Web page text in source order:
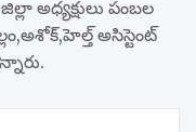
అధ్యక్షులు పంబల
అసిస్టెంట్